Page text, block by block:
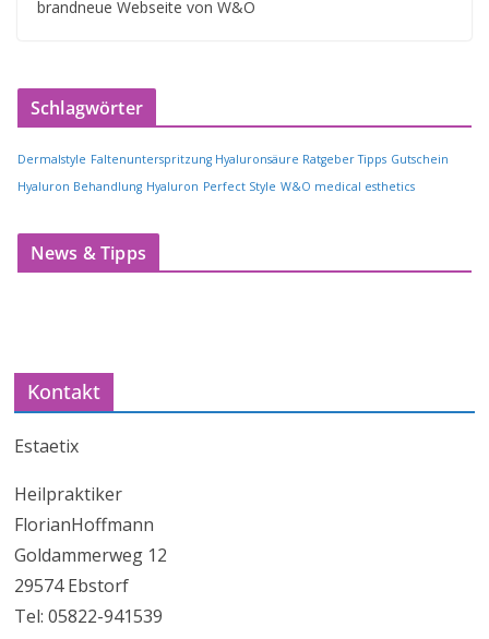
brandneue Webseite von W&O
Schlagwörter
Dermalstyle Faltenunterspritzung Hyaluronsäure Ratgeber Tipps Gutschein
Hyaluron Behandlung Hyaluron Perfect Style W&O medical esthetics
News & Tipps
Kontakt
Estaetix
Heilpraktiker
FlorianHoffmann
Goldammerweg 12
29574 Ebstorf
Tel: 05822-941539